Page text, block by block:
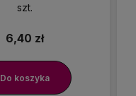
szt.
6,40 zł
Do koszyka